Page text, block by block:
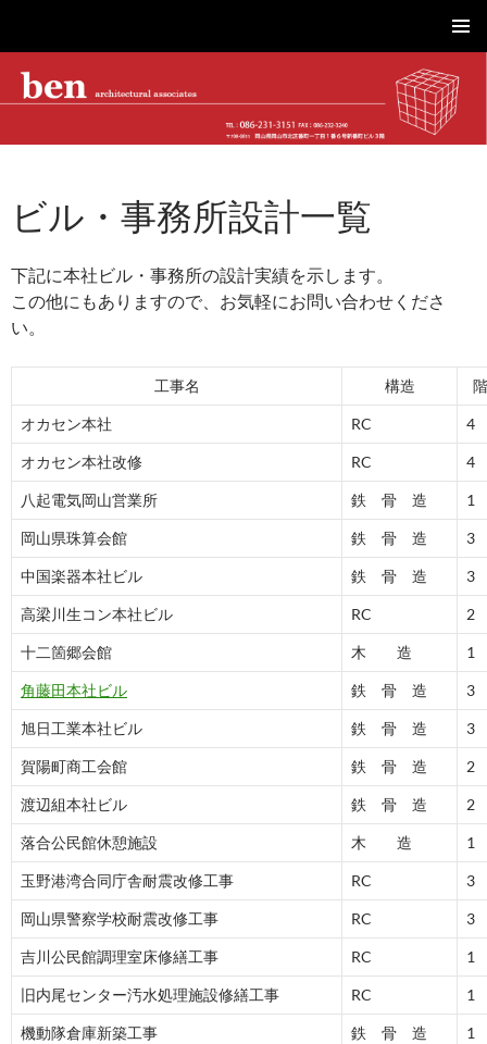
ニュー
キ
ッ
ビル・事務所設計一覧
下記に本社ビル・事務所の設計実績を示します。
この他にもありますので、お気軽にお問い合わせくださ
い。
工事名 構造
オカセン本社 RC 4
オカセン本社改修 RC 4
八起電気岡山営業所 鉄 骨 造 1
岡山県珠算会館 鉄 骨 造 3
中国楽器本社ビル 鉄 骨 造 3
高梁川生コン本社ビル RC 2
十二箇郷会館 木 造 1
角藤田本社ビル 鉄 骨 造 3
旭日工業本社ビル 鉄 骨 造 3
賀陽町商工会館 鉄 骨 造 2
渡辺組本社ビル 鉄 骨 造 2
落合公民館休憩施設 木 造 1
玉野港湾合同庁舎耐震改修工事 RC 3
岡山県警察学校耐震改修工事 RC 3
吉川公民館調理室床修繕工事 RC 1
旧内尾センター汚水処理施設修繕工事 RC 1
機動隊倉庫新築工事 鉄 骨 造 1